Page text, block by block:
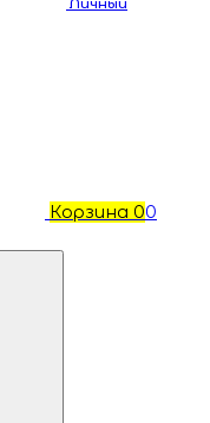
Корзина 00